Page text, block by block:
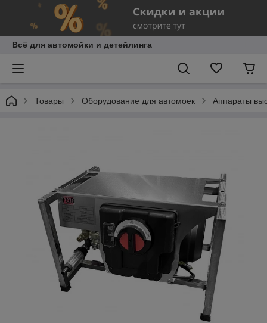
Всё для автомойки и детейлинга
Товары Оборудование для автомоек Аппараты